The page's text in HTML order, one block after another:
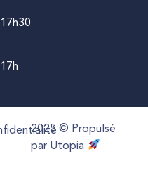
2025 © Propulsé
par Utopia